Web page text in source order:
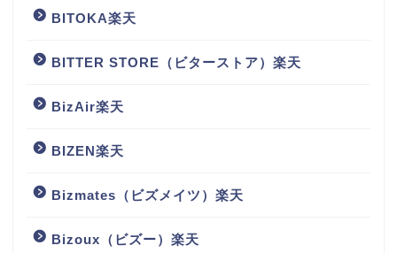
BITOKA楽天
BITTER STORE（ビターストア）楽天
BizAir楽天
BIZEN楽天
Bizmates（ビズメイツ）楽天
Bizoux（ビズー）楽天